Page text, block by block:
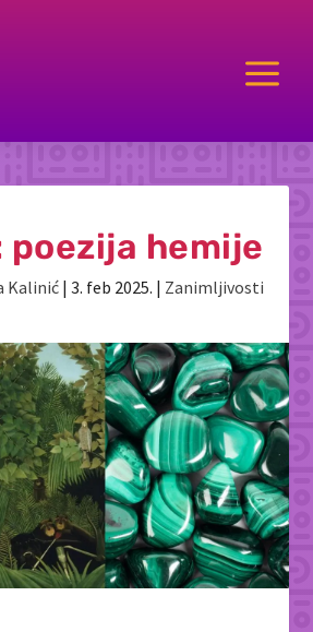
a
poezija hemije
Kalinić | 3. feb 2025. | Zanimljivosti